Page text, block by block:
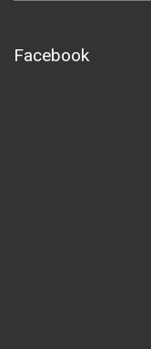
Facebook